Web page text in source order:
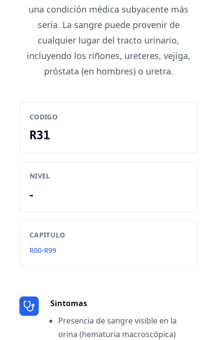
una condición médica subyacente más
seria. La sangre puede provenir de
cualquier lugar del tracto urinario,
incluyendo los riñones, ureteres, vejiga,
próstata (en hombres) o uretra.
CODIGO
R31
NIVEL
-
CAPITULO
R00-R99
Sintomas
Presencia de sangre visible en la
orina (hematuria macroscópica)